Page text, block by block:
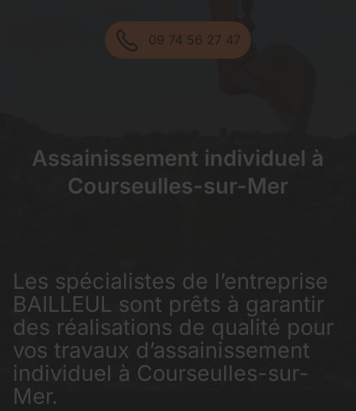
09 74 56 27 47
Assainissement individuel à
Courseulles-sur-Mer
Les spécialistes de l’entreprise
BAILLEUL sont prêts à garantir
des réalisations de qualité pour
vos travaux d’assainissement
individuel à Courseulles-sur-
Mer.